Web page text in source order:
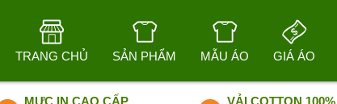
TRANG CHỦ SẢN PHẨM MẪU ÁO GIÁ ÁO
MỰC IN CAO CẤP
VẢI COTTON 100%